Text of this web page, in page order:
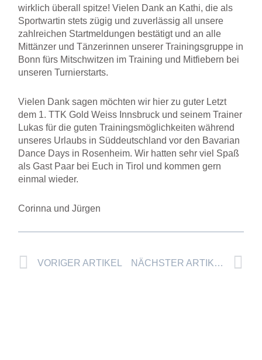
wirklich überall spitze! Vielen Dank an Kathi, die als
Sportwartin stets zügig und zuverlässig all unsere
zahlreichen Startmeldungen bestätigt und an alle
Mittänzer und Tänzerinnen unserer Trainingsgruppe in
Bonn fürs Mitschwitzen im Training und Mitfiebern bei
unseren Turnierstarts.
Vielen Dank sagen möchten wir hier zu guter Letzt
dem 1. TTK Gold Weiss Innsbruck und seinem Trainer
Lukas für die guten Trainingsmöglichkeiten während
unseres Urlaubs in Süddeutschland vor den Bavarian
Dance Days in Rosenheim. Wir hatten sehr viel Spaß
als Gast Paar bei Euch in Tirol und kommen gern
einmal wieder.
Corinna und Jürgen
Prev
VORIGER ARTIKEL NÄCHSTER ARTIKEL